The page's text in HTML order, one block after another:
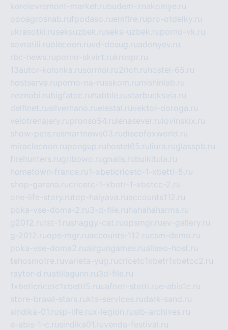
korolevremont-market.rubudem-znakomye.ru
oooagrosnab.rufpodaso.ruemfire.rupro-otdelky.ru
ukrasotki.ruseksuzbek.ruseks-uzbek.ruporno-vk.ru
sovratili.ruolecoon.ruvd-dosug.ruadonyev.ru
rbc-news.ruporno-skvirt.rukrospr.ru
13autor-kolonka.rusormol.ru2rich.ru hostel-65.ru
hostserve.ruporno-na-russkom.ru mishinlab.ru
neznobi.rubigfatcc.ru habble.rustarbucksvia.ru
delfinet.rusilvernano.ruelestal.ruvektor-doroga.ru
velotrenajery.rupronso54.ru lenasever.ru lovinskix.ru
show-pets.rusmartnews03.rudiscofoxworld.ru
miraclecoon.rupongup.ru hostel65.ru liura.ruglasspb.ru
firehunters.rugribowo.rugnalis.rubulkitula.ru
hometown-france.ru1-xbeticricetc-1-xbetti-5.ru
shop-garena.rucricetc-1-xbetr-1-xbetcc-2.ru
one-life-story.rutop-halyava.ruaccounts112.ru
poka-vse-doma-2.ru3-d-file.ru hahahaharms.ru
g2012.rutst-1.rushaggy-cat.ruopsmgr.ruev-gallery.ru
g-2012.ruops-mgr.ruaccounts-112.rucsm-demo.ru
poka-vse-doma2.ruairgungames.ruallseo-host.ru
tehosmotre.ruvarieta-yug.rucricetc1xbetr1xbetcc2.ru
raytor-d.ruatillagunn.ru3d-file.ru
1xbeticricetc1xbetti5.ruuafoot-statti.rue-abis1c.ru
store-brawl-stars.rukts-services.rudark-sand.ru
sindika-01.rusp-life.rux-legion.rusib-archives.ru
e-abis-1-c.rusindika01.ruvenda-festival.ru